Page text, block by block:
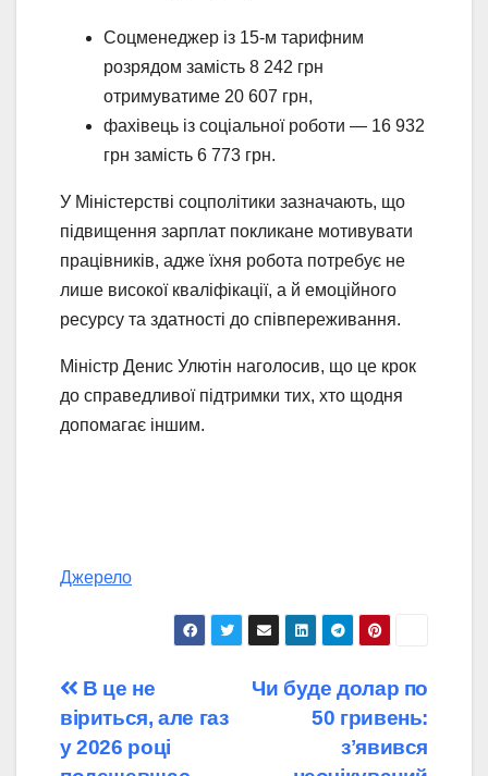
Соцменеджер із 15-м тарифним
розрядом замість 8 242 грн
отримуватиме 20 607 грн,
фахівець із соціальної роботи — 16 932
грн замість 6 773 грн.
У Міністерстві соцполітики зазначають, що
підвищення зарплат покликане мотивувати
працівників, адже їхня робота потребує не
лише високої кваліфікації, а й емоційного
ресурсу та здатності до співпереживання.
Міністр Денис Улютін наголосив, що це крок
до справедливої підтримки тих, хто щодня
допомагає іншим.
Джерело
Навігація
записів
Чи буде долар по
50 гривень:
зʼявився
В це не
віриться, але газ
у 2026 році